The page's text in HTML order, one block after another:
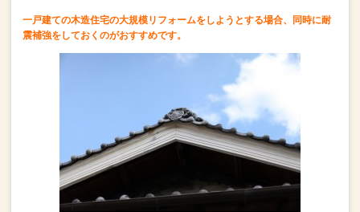
一戸建ての木造住宅の大規模リフォームをしようとする場合、 同時に耐
震補強をしておくのがおすすめです。